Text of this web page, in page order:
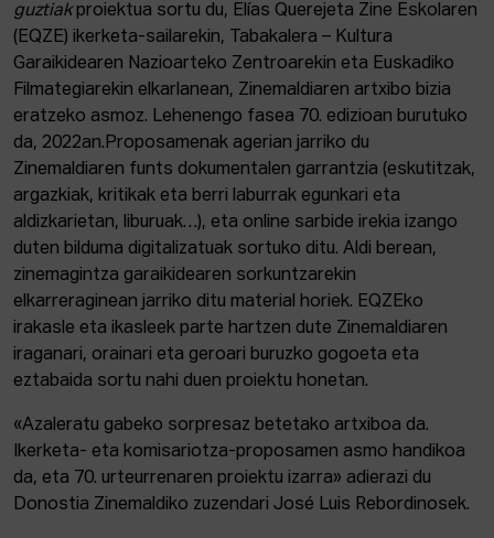
guztiakproiektua sortu du, Elías Querejeta Zine Eskolaren
(EQZE) ikerketa-sailarekin, Tabakalera – Kultura
Garaikidearen Nazioarteko Zentroarekin eta Euskadiko
Filmategiarekin elkarlanean, Zinemaldiaren artxibo bizia
eratzeko asmoz. Lehenengo fasea 70. edizioan burutuko
da, 2022an.Proposamenak agerian jarriko du
Zinemaldiaren funts dokumentalen garrantzia (eskutitzak,
argazkiak, kritikak eta berri laburrak egunkari eta
aldizkarietan, liburuak…), eta online sarbide irekia izango
duten bilduma digitalizatuak sortuko ditu. Aldi berean,
zinemagintza garaikidearen sorkuntzarekin
elkarreraginean jarriko ditu material horiek. EQZEko
irakasle eta ikasleek parte hartzen dute Zinemaldiaren
iraganari, orainari eta geroari buruzko gogoeta eta
eztabaida sortu nahi duen proiektu honetan.
«Azaleratu gabeko sorpresaz betetako artxiboa da.
Ikerketa- eta komisariotza-proposamen asmo handikoa
da, eta 70. urteurrenaren proiektu izarra» adierazi du
Donostia Zinemaldiko zuzendari José Luis Rebordinosek.